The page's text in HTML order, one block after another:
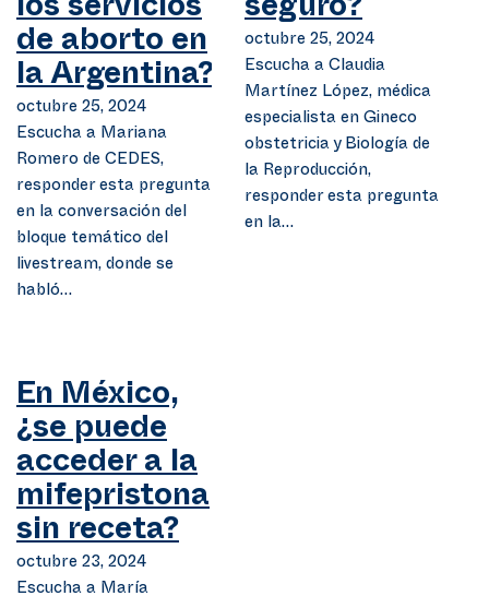
los servicios
de aborto en
la Argentina?
octubre 25, 2024
Escucha a Mariana
Romero de CEDES,
responder esta pregunta
en la conversación del
bloque temático del
livestream, donde se
habló…
seguro?
octubre 25, 2024
Escucha a Claudia
Martínez López, médica
especialista en Gineco
obstetricia y Biología de
la Reproducción,
responder esta pregunta
en la…
En México,
¿se puede
acceder a la
mifepristona
sin receta?
octubre 23, 2024
Escucha a María